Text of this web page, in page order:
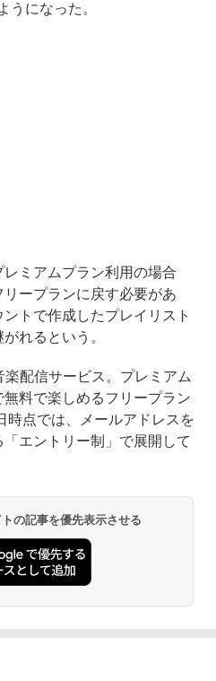
うになった。
ミアムプラン利用の場合
ープランに戻す必要があ
トで作成したプレイリスト
れるという。
配信サービス。プレミアム
料で楽しめるフリープラン
時点では、メールアドレスを
エントリー制」で展開して
の記事を優先表示させる